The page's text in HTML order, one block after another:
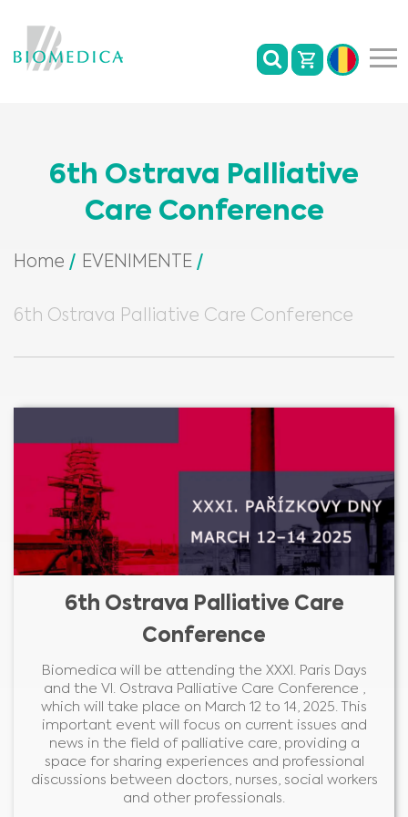
6th Ostrava Palliative
Care Conference
Home EVENIMENTE
6th Ostrava Palliative Care Conference
6th Ostrava Palliative Care
Conference
Biomedica will be attending the XXXI. Paris Days
and the VI. Ostrava Palliative Care Conference ,
which will take place on March 12 to 14, 2025. This
important event will focus on current issues and
news in the field of palliative care, providing a
space for sharing experiences and professional
discussions between doctors, nurses, social workers
and other professionals.